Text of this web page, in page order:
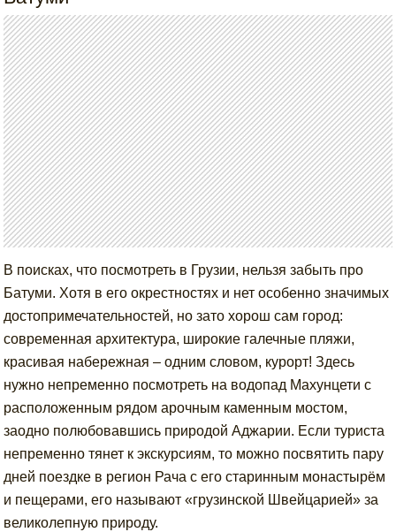
В поисках, что посмотреть в Грузии, нельзя забыть про
Батуми. Хотя в его окрестностях и нет особенно значимых
достопримечательностей, но зато хорош сам город:
современная архитектура, широкие галечные пляжи,
красивая набережная – одним словом, курорт! Здесь
нужно непременно посмотреть на водопад Махунцети с
расположенным рядом арочным каменным мостом,
заодно полюбовавшись природой Аджарии. Если туриста
непременно тянет к экскурсиям, то можно посвятить пару
дней поездке в регион Рача с его старинным монастырём
и пещерами, его называют «грузинской Швейцарией» за
великолепную природу.